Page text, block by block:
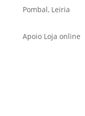
Pombal, Leiria
Apoio Loja online